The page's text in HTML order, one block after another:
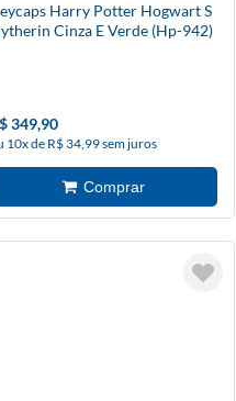
Harry Potter Hogwart S
Cinza E Verde (Hp-942)
349,90
10x de R$ 34,99 sem juros